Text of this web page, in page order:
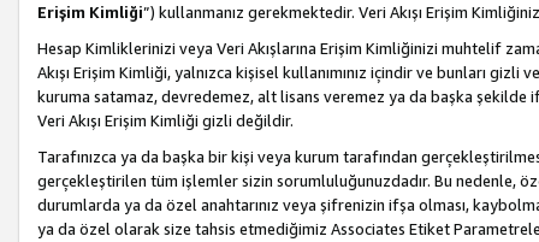
Erişim Kimliği”) kullanmanız gerekmektedir. Veri Akışı Erişim
Hesap Kimliklerinizi veya Veri Akışlarına Erişim Kimliğinizi muhtelif
Akışı Erişim Kimliği, yalnızca kişisel kullanımınız içindir ve bunları
kuruma satamaz, devredemez, alt lisans veremez ya da başka şekilde
Veri Akışı Erişim Kimliği gizli değildir.
Tarafınızca ya da başka bir kişi veya kurum tarafından
gerçekleştirilen tüm işlemler sizin sorumluluğunuzdadır. Bu nedenle,
durumlarda ya da özel anahtarınız veya şifrenizin ifşa olması,
ya da özel olarak size tahsis etmediğimiz Associates Etiket